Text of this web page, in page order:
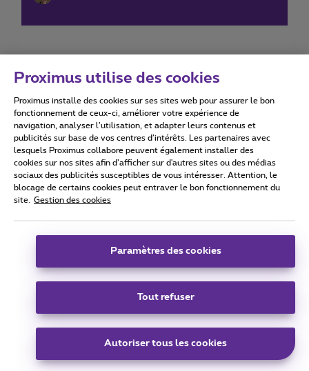
Conditions d'utilisation Accessibility statement
Tous droits réservés. © 2026
Conditions générales, info consommateur
Coordonnées de l’entreprise
Boulevard du Roi Albert II 27 - B-1030 Bruxelles.
Carrier & Wholesale Solutions
|Telindus
|Sitemap
Proximus utilise des cookies
Proximus installe des cookies sur ses sites web pour assurer le bon
fonctionnement de ceux-ci, améliorer votre expérience de
navigation, analyser l’utilisation, et adapter leurs contenus et
publicités sur base de vos centres d’intérêts. Les partenaires avec
lesquels Proximus collabore peuvent également installer des
cookies sur nos sites afin d’afficher sur d'autres sites ou des médias
sociaux des publicités susceptibles de vous intéresser. Attention, le
blocage de certains cookies peut entraver le bon fonctionnement du
site.
Gestion des cookies
Paramètres des cookies
Tout refuser
Autoriser tous les cookies